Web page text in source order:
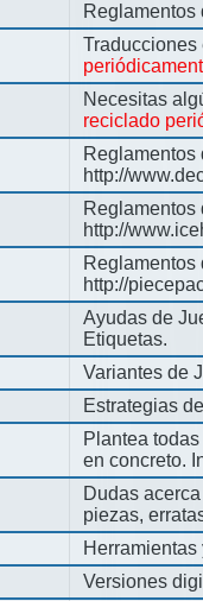
Reglamentos
Necesitas
reciclado
Reglamentos
http://
Reglamentos
http://
Reglamentos
http://
Ayudas de
Etiquetas.
Variantes de
Estrategias
Plantea
en concreto.
Dudas
piezas,
Versiones